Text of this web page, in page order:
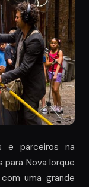
e parceiros na
Nova Iorque
uma grande